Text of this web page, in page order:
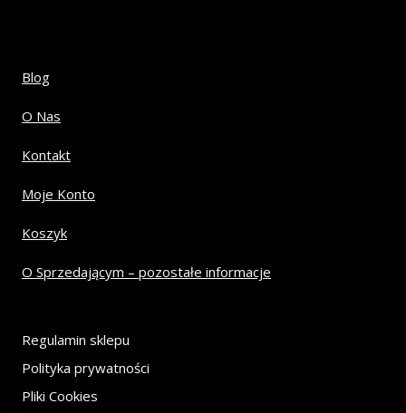
Blog
O Nas
Kontakt
Moje Konto
Koszyk
O Sprzedającym – pozostałe informacje
Regulamin sklepu
Polityka prywatności
Pliki Cookies